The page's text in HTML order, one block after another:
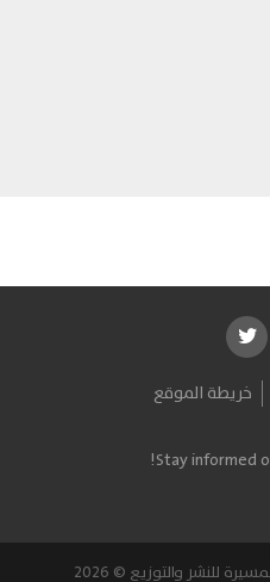
خريطة الموقع
Stay informed
للنشر والتوزيع © 2026